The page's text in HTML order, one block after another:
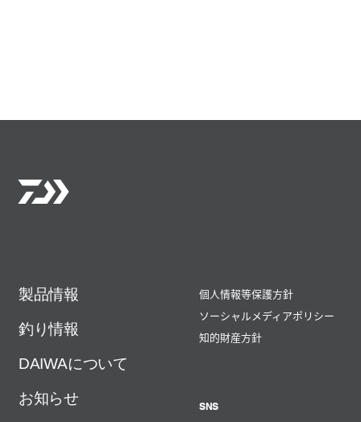
製品情報
釣り情報
DAIWAについて
お知らせ
個人情報等保護方針
ソーシャルメディアポリシー
知的財産方針
SNS